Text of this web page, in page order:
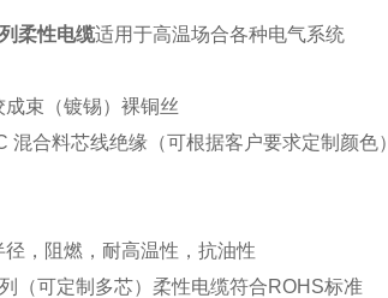
柔性电缆适用于高温场合各种电气系统
束（镀锡）裸铜丝
混合料芯线绝缘（可根据客户要求定制颜色）
，阻燃，耐高温性，抗油性
（可定制多芯）柔性电缆符合ROHS标准